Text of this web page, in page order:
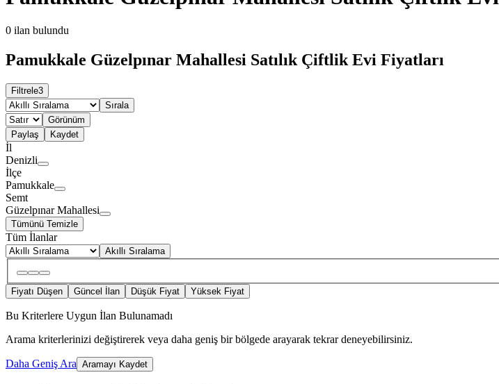
0 ilan bulundu
Pamukkale Güzelpınar Mahallesi Satılık Çiftlik Evi Fiyatları
Filtrele3
Sırala
Görünüm
Paylaş
Kaydet
İl
Denizli
İlçe
Pamukkale
Semt
Güzelpınar Mahallesi
Tümünü Temizle
Tüm İlanlar
Akıllı Sıralama
Fiyatı Düşen Güncel İlan Düşük Fiyat Yüksek Fiyat
Bu Kriterlere Uygun İlan Bulunamadı
Arama kriterlerinizi değiştirerek veya daha geniş bir bölgede arayarak tekrar deneyebilirsiniz.
Daha Geniş Ara Aramayı Kaydet